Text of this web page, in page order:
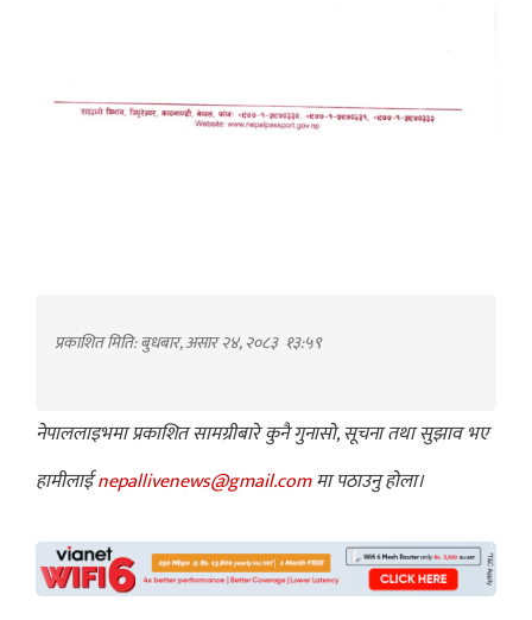
प्रकाशित मिति: बुधबार, असार २४, २०८३ १३:५९
नेपाललाइभमा प्रकाशित सामग्रीबारे कुनै गुनासो, सूचना तथा सुझाव भए
हामीलाईnepallivenews@gmail.comमा पठाउनु होला।